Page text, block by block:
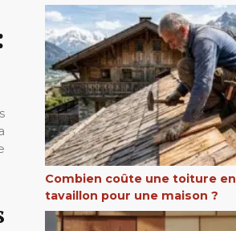
Combien coûte une toiture en
tavaillon pour une maison ?